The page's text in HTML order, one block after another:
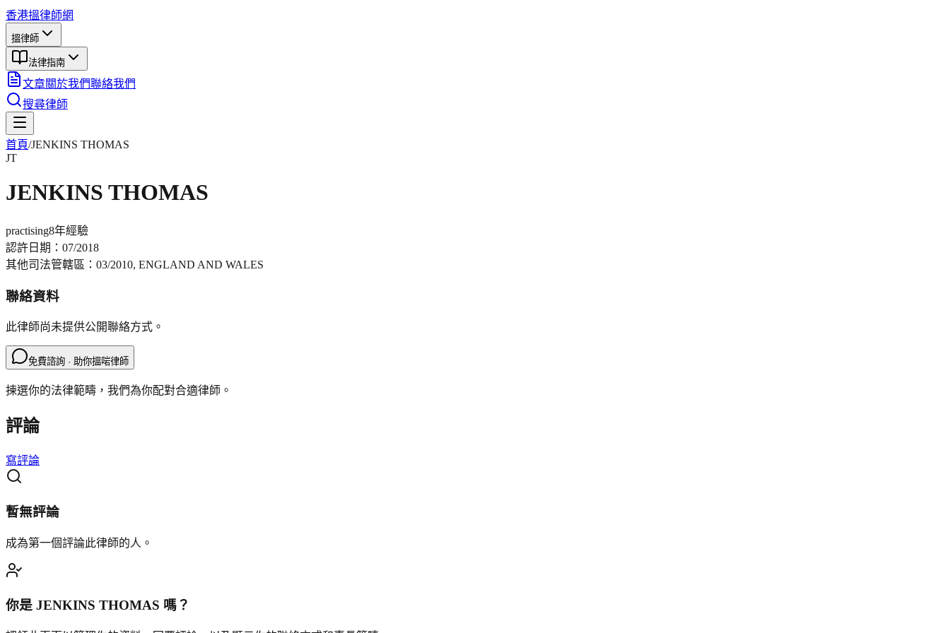
香港搵律師網
搵律師
法律指南
文章關於我們聯絡我們
搜尋律師
首頁/JENKINS THOMAS
JT
JENKINS THOMAS
practising8年經驗
認許日期： 07/2018
其他司法管轄區： 03/2010, ENGLAND AND WALES
聯絡資料
此律師尚未提供公開聯絡方式。
免費諮詢 · 助你搵啱律師
揀選你的法律範疇，我們為你配對合適律師。
評論
寫評論
暫無評論
成為第一個評論此律師的人。
你是 JENKINS THOMAS 嗎？